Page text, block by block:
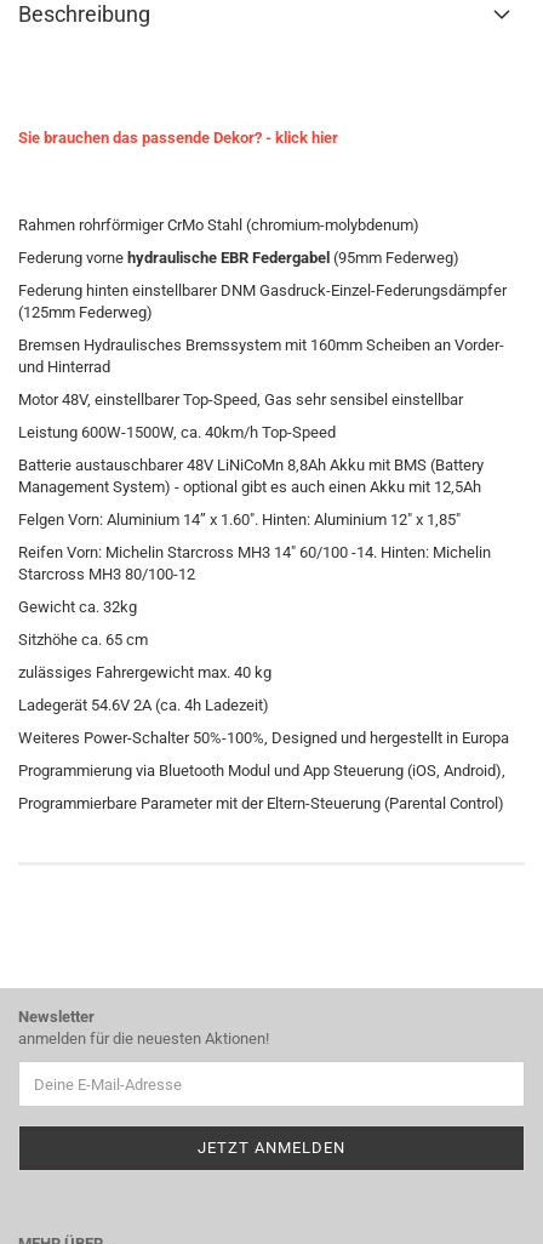
Beschreibung
Sie brauchen das passende Dekor? - klick hier
Rahmen rohrförmiger CrMo Stahl (chromium-molybdenum)
Federung vorne hydraulische EBR Federgabel (95mm Federweg)
Federung hinten einstellbarer DNM Gasdruck-Einzel-Federungsdämpfer
(125mm Federweg)
Bremsen Hydraulisches Bremssystem mit 160mm Scheiben an Vorder-
und Hinterrad
Motor 48V, einstellbarer Top-Speed, Gas sehr sensibel einstellbar
Leistung 600W-1500W, ca. 40km/h Top-Speed
Batterie austauschbarer 48V LiNiCoMn 8,8Ah Akku mit BMS (Battery
Management System) - optional gibt es auch einen Akku mit 12,5Ah
Felgen Vorn: Aluminium 14” x 1.60". Hinten: Aluminium 12" x 1,85"
Reifen Vorn: Michelin Starcross MH3 14" 60/100 -14. Hinten: Michelin
Starcross MH3 80/100-12
Gewicht ca. 32kg
Sitzhöhe ca. 65 cm
zulässiges Fahrergewicht max. 40 kg
Ladegerät 54.6V 2A (ca. 4h Ladezeit)
Weiteres Power-Schalter 50%-100%, Designed und hergestellt in Europa
Programmierung via Bluetooth Modul und App Steuerung (iOS, Android),
Programmierbare Parameter mit der Eltern-Steuerung (Parental Control)
Newsletter
anmelden für die neuesten Aktionen!